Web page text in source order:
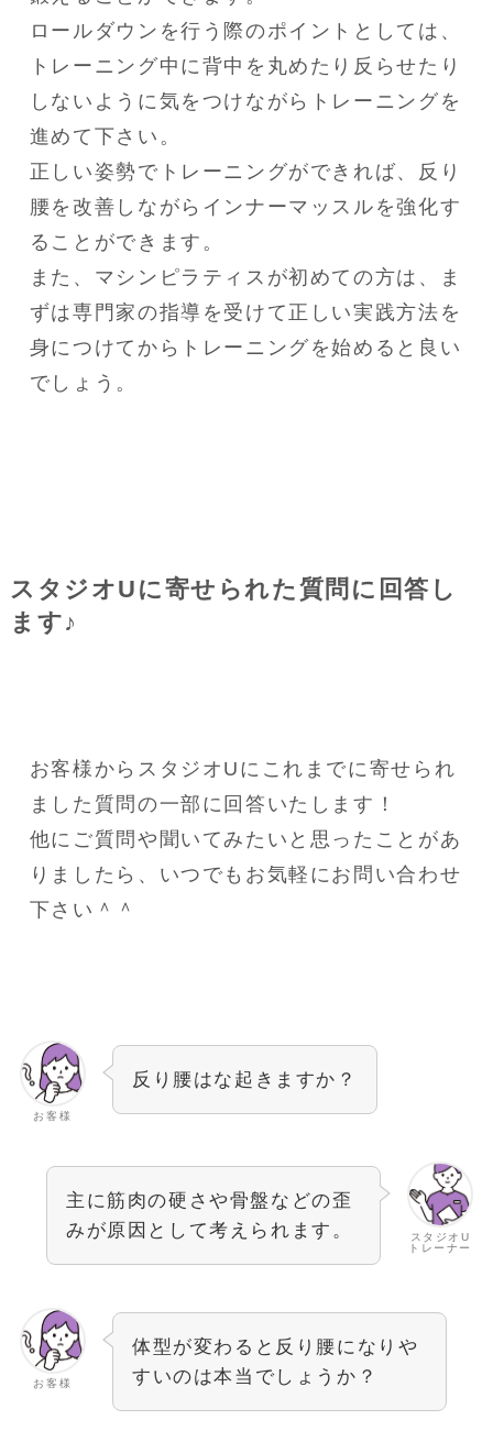
ロールダウンを行う際のポイントとしては、
トレーニング中に背中を丸めたり反らせたり
しないように気をつけながらトレーニングを
進めて下さい。
正しい姿勢でトレーニングができれば、反り
腰を改善しながらインナーマッスルを強化す
ることができます。
また、マシンピラティスが初めての方は、ま
ずは専門家の指導を受けて正しい実践方法を
身につけてからトレーニングを始めると良い
でしょう。
スタジオUに寄せられた質問に回答し
ます♪
お客様からスタジオUにこれまでに寄せられ
ました質問の一部に回答いたします！
他にご質問や聞いてみたいと思ったことがあ
りましたら、いつでもお気軽にお問い合わせ
下さい＾＾
お客様
反り腰はな起きますか？
スタジオU
トレーナー
主に筋肉の硬さや骨盤などの歪
みが原因として考えられます。
お客様
体型が変わると反り腰になりや
すいのは本当でしょうか？